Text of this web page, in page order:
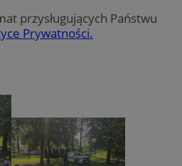
przysługujących Państwu
Prywatności.